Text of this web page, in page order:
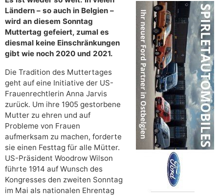
Ländern – so auch in Belgien –
wird an diesem Sonntag
Muttertag gefeiert, zumal es
diesmal keine Einschränkungen
gibt wie noch 2020 und 2021.
Die Tradition des Muttertages
geht auf eine Initiative der US-
Frauenrechtlerin Anna Jarvis
zurück. Um ihre 1905 gestorbene
Mutter zu ehren und auf
Probleme von Frauen
aufmerksam zu machen, forderte
sie einen Festtag für alle Mütter.
US-Präsident Woodrow Wilson
führte 1914 auf Wunsch des
Kongresses den zweiten Sonntag
im Mai als nationalen Ehrentag